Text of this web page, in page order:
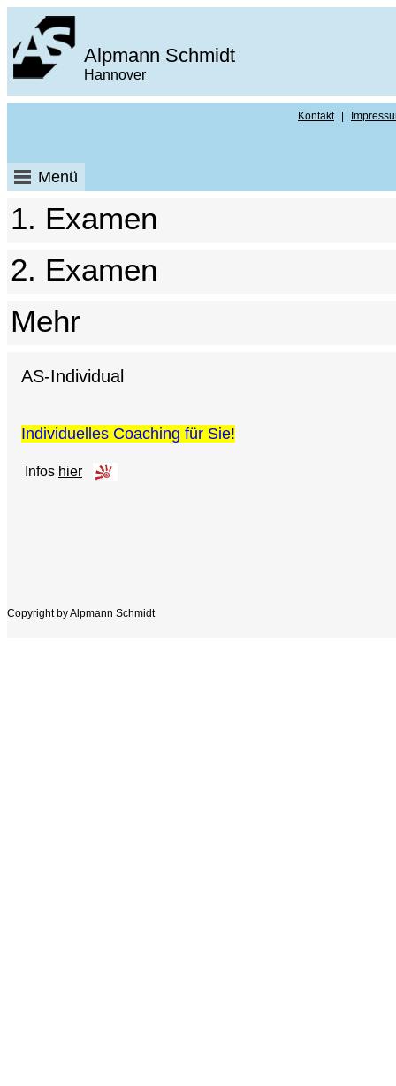
Alpmann Schmidt
Hannover
Kontakt
Menü
1. Examen
2. Examen
Mehr
AS-Individual
Individuelles Coaching für Sie!
Infos hier
Copyright by Alpmann Schmidt